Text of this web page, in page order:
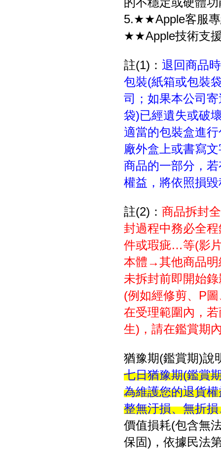
5.★★Apple客服
★★Apple技術支
註(1)： 退回商品
包裝(紙箱或包裝
司；如果本公司
袋)已經遺失或破
適當的包裝盒進
廠外盒上或書寫
商品的一部分，
權益，將依照損
註(2)： 商品拆封
封過程中務必全
件或瑕疵…等(影
本體→其他商品明
未拆封前即開始
(例如經修剪、P
在受理範圍內，
生)，請在鑑賞期
猶豫期(鑑賞期)說
七日猶豫期(鑑賞
為維護您的退貨
整無汙損、無折
價值損耗(包含無
保固)，依據民法